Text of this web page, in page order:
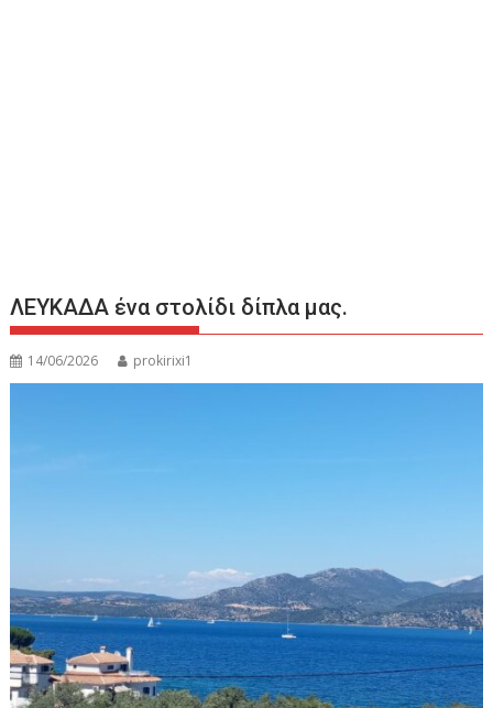
ΛΕΥΚΑΔΑ ένα στολίδι δίπλα μας.
14/06/2026 prokirixi1